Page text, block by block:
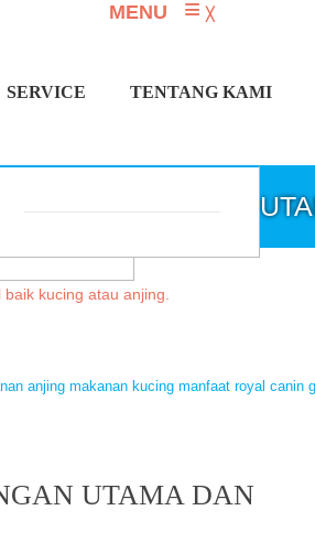
MENU ≡ ╳
SERVICE TENTANG KAMI
– KANDUNGAN
anjing makanan kucing manfaat royal canin
UTAMA DAN